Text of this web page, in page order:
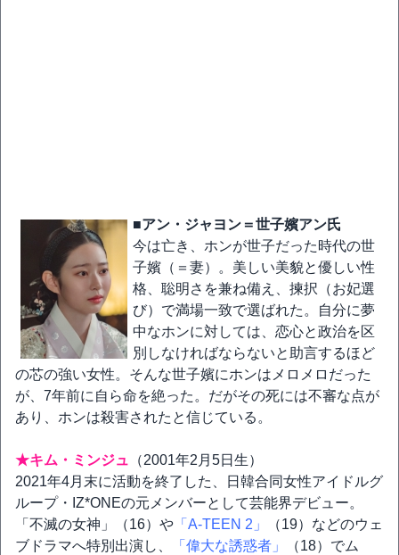
■アン・ジャヨン＝世子嬪アン氏
今は亡き、ホンが世子だった時代の世
子嬪（＝妻）。美しい美貌と優しい性
格、聡明さを兼ね備え、揀択（お妃選
び）で満場一致で選ばれた。自分に夢
中なホンに対しては、恋心と政治を区
別しなければならないと助言するほど
の芯の強い女性。そんな世子嬪にホンはメロメロだった
が、7年前に自ら命を絶った。だがその死には不審な点が
あり、ホンは殺害されたと信じている。
★キム・ミンジュ （2001年2月5日生）
2021年4月末に活動を終了した、日韓合同女性アイドルグ
ループ・IZ*ONEの元メンバーとして芸能界デビュー。
「不滅の女神」（16）や 「A-TEEN 2」
（19）などのウェ
ブドラマへ特別出演し、
「偉大な誘惑者」
（18）でム